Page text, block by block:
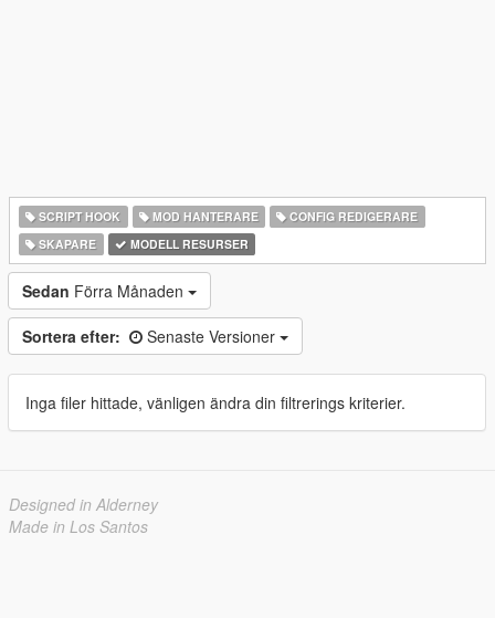
SCRIPT HOOK MOD HANTERARE
CONFIG REDIGERARE
SKAPARE
MODELL RESURSER
Sedan Förra Månaden
Sortera efter: Senaste Versioner
Inga filer hittade, vänligen ändra din filtrerings kriterier.
Designed in Alderney
Made in Los Santos